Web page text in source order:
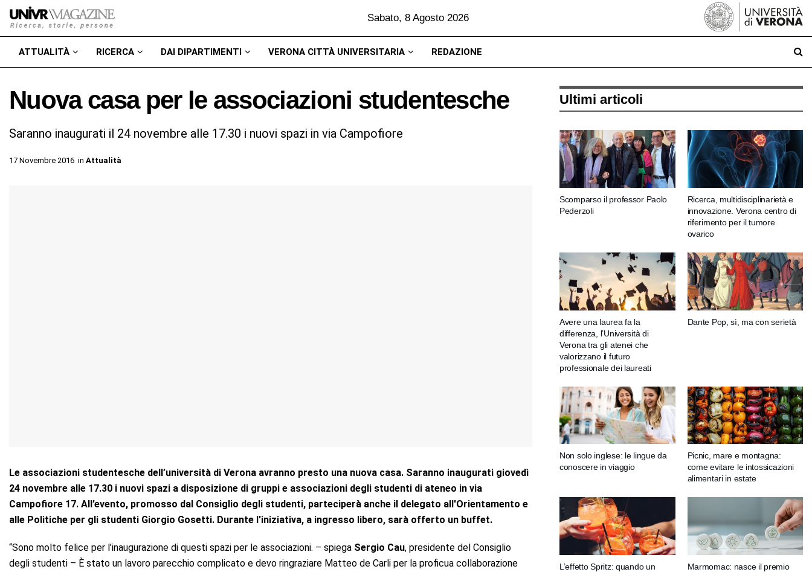
Sabato, 8 Agosto 2026
ATTUALITÀ RICERCA DAI DIPARTIMENTI VERONA CITTÀ UNIVERSITARIA REDAZIONE
Nuova casa per le associazioni studentesche
Saranno inaugurati il 24 novembre alle 17.30 i nuovi spazi in via Campofiore
17 Novembre 2016 in Attualità
Le associazioni studentesche dell’università di Verona avranno presto una nuova casa. Saranno inaugurati giovedì
24 novembre alle 17.30 i nuovi spazi a disposizione di gruppi e associazioni degli studenti di ateneo in via
Campofiore 17. All’evento, promosso dal Consiglio degli studenti, parteciperà anche il delegato all'Orientamento e
alle Politiche per gli studenti Giorgio Gosetti. Durante l'iniziativa, a ingresso libero, sarà offerto un buffet.
“Sono molto felice per l’inaugurazione di questi spazi per le associazioni. – spiega Sergio Cau, presidente del Consiglio
degli studenti – È stato un lavoro parecchio complicato e devo ringraziare Matteo de Carli per la proficua collaborazione
Ultimi articoli
Scomparso il professor Paolo
Pederzoli
Ricerca, multidisciplinarietà e
innovazione. Verona centro di
riferimento per il tumore
ovarico
Avere una laurea fa la
differenza, l’Università di
Verona tra gli atenei che
valorizzano il futuro
professionale dei laureati
Dante Pop, sì, ma con serietà
Non solo inglese: le lingue da
conoscere in viaggio
Picnic, mare e montagna:
come evitare le intossicazioni
alimentari in estate
L’effetto Spritz: quando un
Marmomac: nasce il premio